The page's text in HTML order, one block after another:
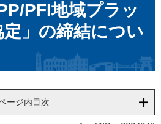
PFI地域プラッ
定」の締結につい
ージ内目次